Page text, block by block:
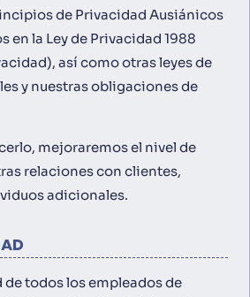
de Privacidad Ausiánicos
en la Ley de Privacidad 1988
así como otras leyes de
y nuestras obligaciones de
mejoraremos el nivel de
relaciones con clientes,
adicionales.
de todos los empleados de